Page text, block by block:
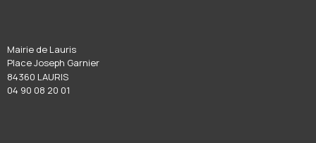
Mairie de Lauris
Place Joseph Garnier
84360 LAURIS
04 90 08 20 01